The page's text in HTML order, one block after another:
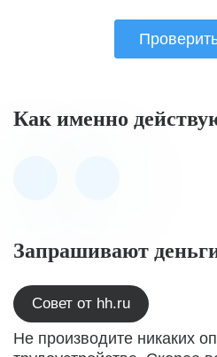
Как именно
Запрашивают
Совет от hh.ru
Не производите никаких